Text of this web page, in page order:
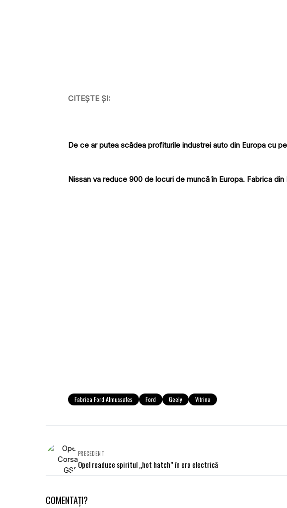
CITEȘTE ȘI:
De ce ar putea scădea profiturile industrei auto din Europa cu
Nissan va reduce 900 de locuri de muncă în Europa. Fabrica
Fabrica Ford Almussafes Ford Geely Vitrina
PRECEDENT
Opel readuce spiritul „hot hatch” în era electrică
COMENTAȚI?